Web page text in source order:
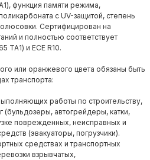
функция памяти режима,
с UV-защитой, степень
Сертифицирован на
и полностью соответствует
и ECE R10.
или оранжевого цвета обязаны быть
транспорта:
работы по строительству,
автогрейдеры, катки,
поврежденных, неисправных и
(эвакуаторы, погрузчики).
средствах и транспортных
взрывчатых,